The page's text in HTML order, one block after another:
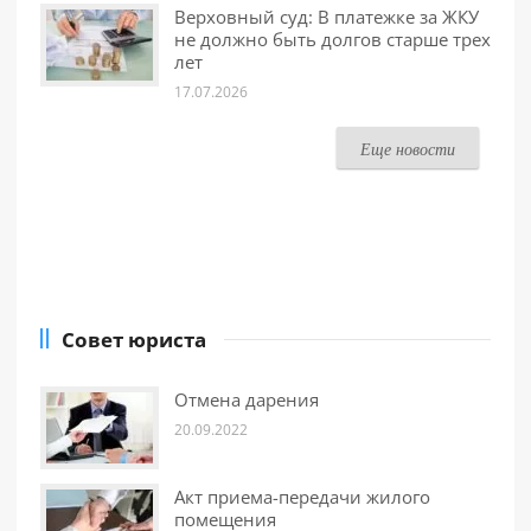
Верховный суд: В платежке за ЖКУ
не должно быть долгов старше трех
лет
17.07.2026
Еще новости
Совет юриста
Отмена дарения
20.09.2022
Акт приема-передачи жилого
помещения